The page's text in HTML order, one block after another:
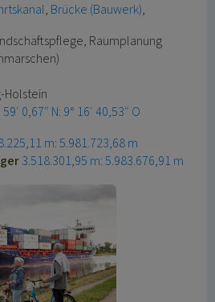
Brücke (Bauwerk)
Raumplanung
Holstein
0,67″ N: 9° 16′ 40,53″ O
m: 5.981.723,68 m
3.518.301,95 m: 5.983.676,91 m